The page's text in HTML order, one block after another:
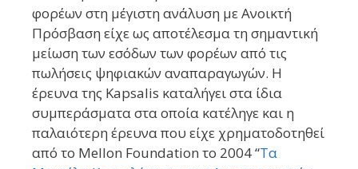
φορέων στη μέγιστη ανάλυση με Ανοικτή
Πρόσβαση είχε ως αποτέλεσμα τη σημαντική
μείωση των εσόδων των φορέων από τις
πωλήσεις ψηφιακών αναπαραγωγών. Η
έρευνα της Kapsalis καταλήγει στα ίδια
συμπεράσματα στα οποία κατέληγε και η
παλαιότερη έρευνα που είχε χρηματοδοτηθεί
από το Mellon Foundation το 2004 “Τα